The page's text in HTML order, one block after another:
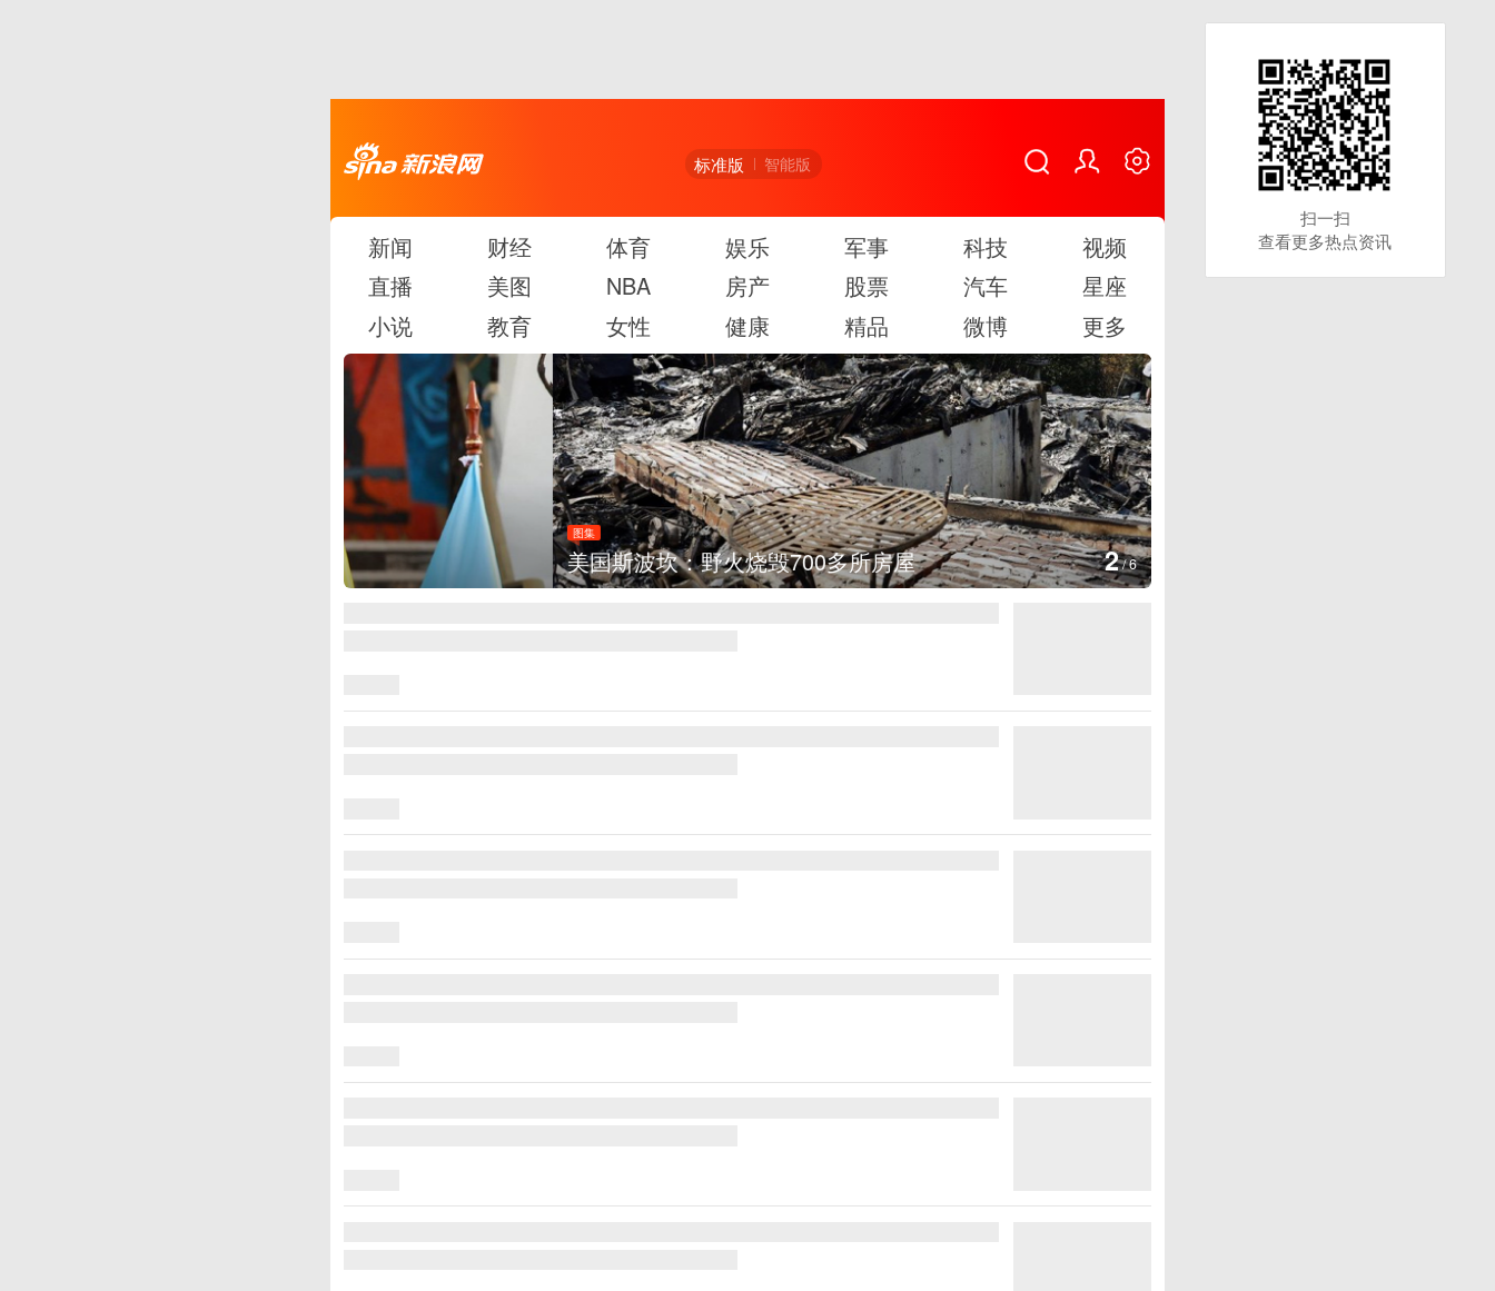
标准版 智能版
新闻 财经 体育 娱乐 军事 科技
视频
直播
美图 NBA 房产 股票 汽车
星座
小说
教育 女性 健康 精品 微博 更多
美国斯波坎：野火烧毁700多所房屋 2/6
扫一扫
查看更多热点资讯
扫一扫
查看更多热点资讯